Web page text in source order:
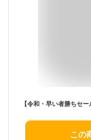
この